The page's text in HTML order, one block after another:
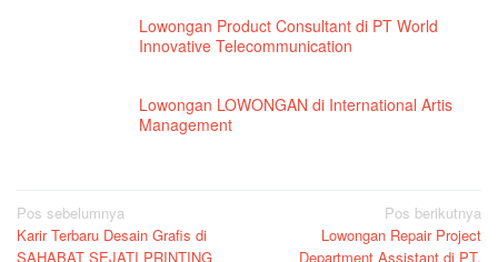
Lowongan Product Consultant di PT World
Innovative Telecommunication
Lowongan LOWONGAN di International Artis
Management
Navigasi
pos
Pos sebelumnya
Karir Terbaru Desain Grafis di
SAHABAT SEJATI PRINTING
Pos berikutnya
Lowongan Repair Project
Department Assistant di PT.